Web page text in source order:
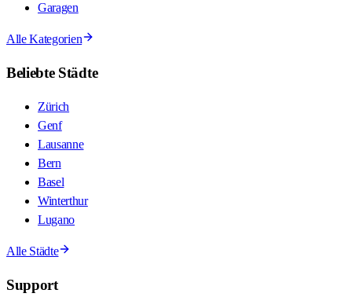
Garagen
Alle Kategorien
Beliebte Städte
Zürich
Genf
Lausanne
Bern
Basel
Winterthur
Lugano
Alle Städte
Support